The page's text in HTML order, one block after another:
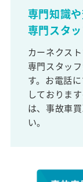
専門知識
専門スタ
カーネクス
専門スタッ
す。お電話
しておりま
は、事故車
い。